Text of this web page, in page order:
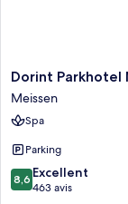
Dorint
Parkhotel
Meißen
Meissen
Dorint Parkhotel
Meissen
Spa
Parking
8.6
sur
8,6 Excellent
463 avis